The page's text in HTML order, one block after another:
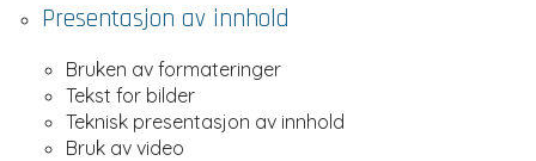
Presentasjon av innhold
Bruken av formateringer
Tekst for bilder
Teknisk presentasjon av innhold
Bruk av video